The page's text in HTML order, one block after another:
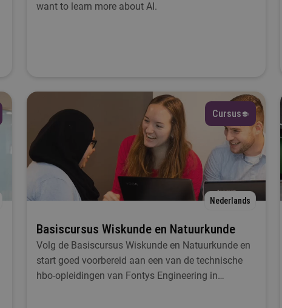
Selecteer
Lesplaats
Selecteer
Startmoment
Selecteer
Selecteer
want to learn more about AI.
Cursus
Nederlands
Basiscursus Wiskunde en Natuurkunde
Volg de Basiscursus Wiskunde en Natuurkunde en
start goed voorbereid aan een van de technische
hbo-opleidingen van Fontys Engineering in